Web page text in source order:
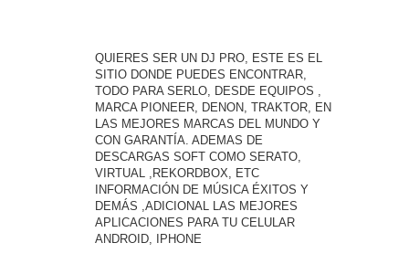
QUIERES SER UN DJ PRO, ESTE ES EL
SITIO DONDE PUEDES ENCONTRAR,
TODO PARA SERLO, DESDE EQUIPOS ,
MARCA PIONEER, DENON, TRAKTOR, EN
LAS MEJORES MARCAS DEL MUNDO Y
CON GARANTÍA. ADEMAS DE
DESCARGAS SOFT COMO SERATO,
VIRTUAL ,REKORDBOX, ETC
INFORMACIÓN DE MÚSICA ÉXITOS Y
DEMÁS ,ADICIONAL LAS MEJORES
APLICACIONES PARA TU CELULAR
ANDROID, IPHONE